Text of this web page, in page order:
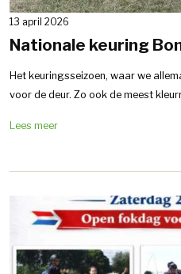
13 april 2026
Nationale keuring
Het keuringsseizoen, waar we
voor de deur. Zo ook de meest
Lees meer